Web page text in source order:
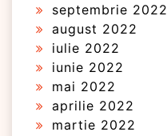
septembrie 2022
august 2022
iulie 2022
iunie 2022
mai 2022
aprilie 2022
martie 2022